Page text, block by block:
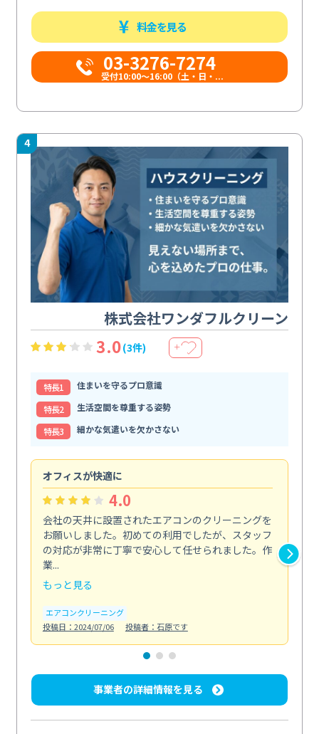
料金を見る
03-3276-7274
受付10:00〜16:00（土・日・...
4
株式会社ワンダフルクリーン
3.0(3件) ＋
特⻑1
住まいを守るプロ意識
特⻑2
生活空間を尊重する姿勢
特⻑3
細かな気遣いを欠かさない
オフィスが快適に
4.0
会社の天井に設置されたエアコンのクリーニングを
お願いしました。初めての利用でしたが、スタッフ
の対応が非常に丁寧で安心して任せられました。作
業...
もっと見る
エアコンクリーニング
投稿日：2024/07/06
投稿者：石原です
事業者の詳細情報を見る